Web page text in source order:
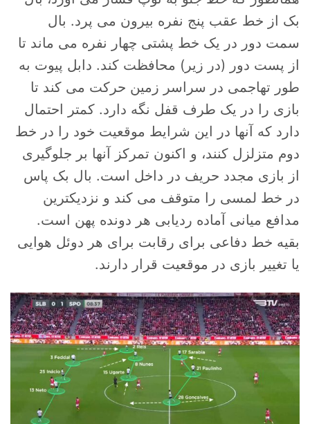
بک از خط عقب پنج نفره بیرون می پرد. بال
سمت دور در یک خط پشتی چهار نفره می ماند تا
از پست دور (در زیر) محافظت کند. دابل پیوت به
طور تهاجمی در سراسر زمین حرکت می کند تا
بازی را در یک طرف قفل نگه دارد. کمتر احتمال
دارد که آنها در این شرایط موقعیت خود را در خط
دوم متزلزل کنند، و اکنون تمرکز آنها بر جلوگیری
از بازی مجدد حریف در داخل است. بال بک پاس
در خط لمسی را متوقف می کند و نزدیکترین
مدافع میانی آماده ردیابی هر دونده پهن است.
بقیه خط دفاعی برای رقابت برای هر دوئل هوایی
یا تغییر بازی در موقعیت قرار دارند.